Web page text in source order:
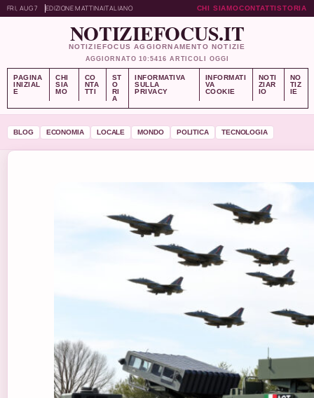
FRI, AUG 7 EDIZIONE MATTINAITALIANO CHI SIAMOCONTATTISTORIA
NOTIZIEFOCUS.IT
NOTIZIEFOCUS AGGIORNAMENTO NOTIZIE
AGGIORNATO 10:5416 ARTICOLI OGGI
PAGINA
INIZIAL
E
CHI
SIA
MO
CO
NTA
TTI
ST
O
RI
A
INFORMATIVA
SULLA
PRIVACY
INFORMATI
VA
COOKIE
NOTI
ZIAR
IO
NO
TIZ
IE
BLOG ECONOMIA LOCALE MONDO POLITICA TECNOLOGIA